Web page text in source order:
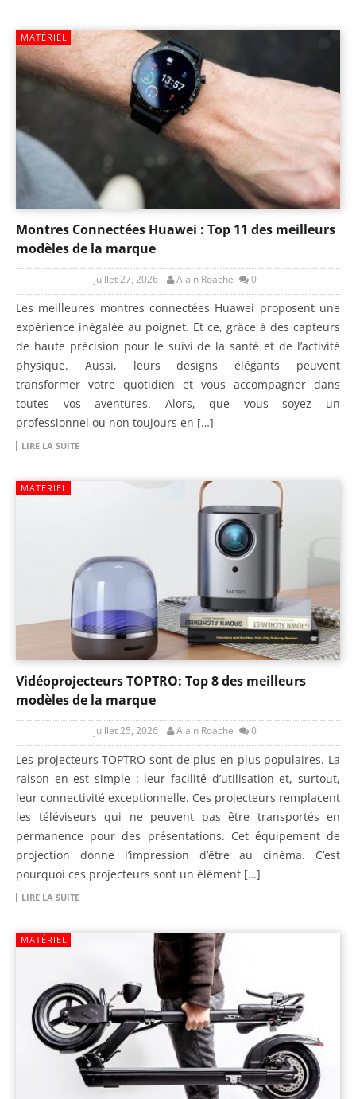
MATÉRIEL
Montres Connectées Huawei : Top 11 des meilleurs
modèles de la marque
juillet 27, 2026 Alain Roache 0
Les meilleures montres connectées Huawei proposent une
expérience inégalée au poignet. Et ce, grâce à des capteurs
de haute précision pour le suivi de la santé et de l’activité
physique. Aussi, leurs designs élégants peuvent
transformer votre quotidien et vous accompagner dans
toutes vos aventures. Alors, que vous soyez un
professionnel ou non toujours en […]
LIRE LA SUITE
MATÉRIEL
Vidéoprojecteurs TOPTRO: Top 8 des meilleurs
modèles de la marque
juillet 25, 2026 Alain Roache 0
Les projecteurs TOPTRO sont de plus en plus populaires. La
raison en est simple : leur facilité d’utilisation et, surtout,
leur connectivité exceptionnelle. Ces projecteurs remplacent
les téléviseurs qui ne peuvent pas être transportés en
permanence pour des présentations. Cet équipement de
projection donne l’impression d’être au cinéma. C’est
pourquoi ces projecteurs sont un élément […]
LIRE LA SUITE
MATÉRIEL